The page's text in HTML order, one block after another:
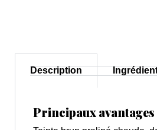
Description
Principaux avantages